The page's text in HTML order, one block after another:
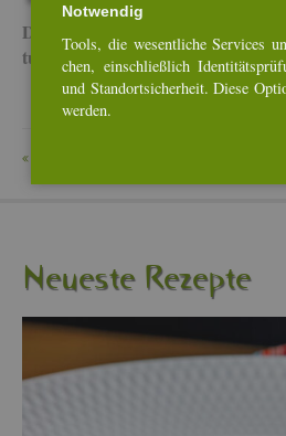
Diese Seite wurde zu­letzt am
tua­li­siert.
Neu­es­te Re­zep­te
Not­wen­dig
Tools, die we­sent­li­che Ser­vices
chen, ein­schlie­ß­lich
und Stand­ort­si­cher­heit. Diese
wer­den.